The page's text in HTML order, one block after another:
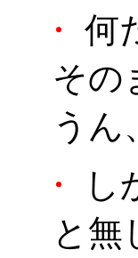
・
何
その
うん
・
し
と無